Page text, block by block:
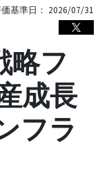
基準日： 2026/07/31
略フ
成長
フラ